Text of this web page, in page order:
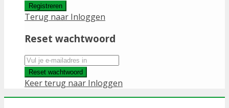
Registreren
Terug naar Inloggen
Reset wachtwoord
Reset wachtwoord
Keer terug naar Inloggen